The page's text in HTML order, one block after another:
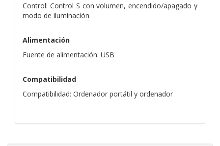
Control: Control S con volumen, encendido/apagado y
modo de iluminación
Alimentación
Fuente de alimentación: USB
Compatibilidad
Compatibilidad: Ordenador portátil y ordenador